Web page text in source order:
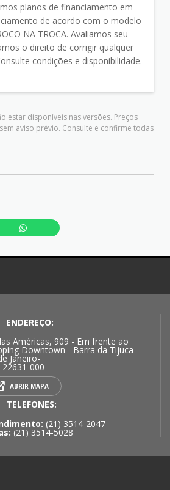
planos de financiamento em
de acordo com o modelo
NA TROCA. Avaliamos seu
o direito de corrigir qualquer
condições e disponibilidade.
estar disponíveis nas versões. Preços
aviso prévio. Consulte e confirme todas
ENDEREÇO:
Américas, 909 - Em frente ao
Downtown - Barra da Tijuca -
Janeiro-
22631-000
ABRIR MAPA
TELEFONES:
(21) 3514-2047
(21) 3514-5028